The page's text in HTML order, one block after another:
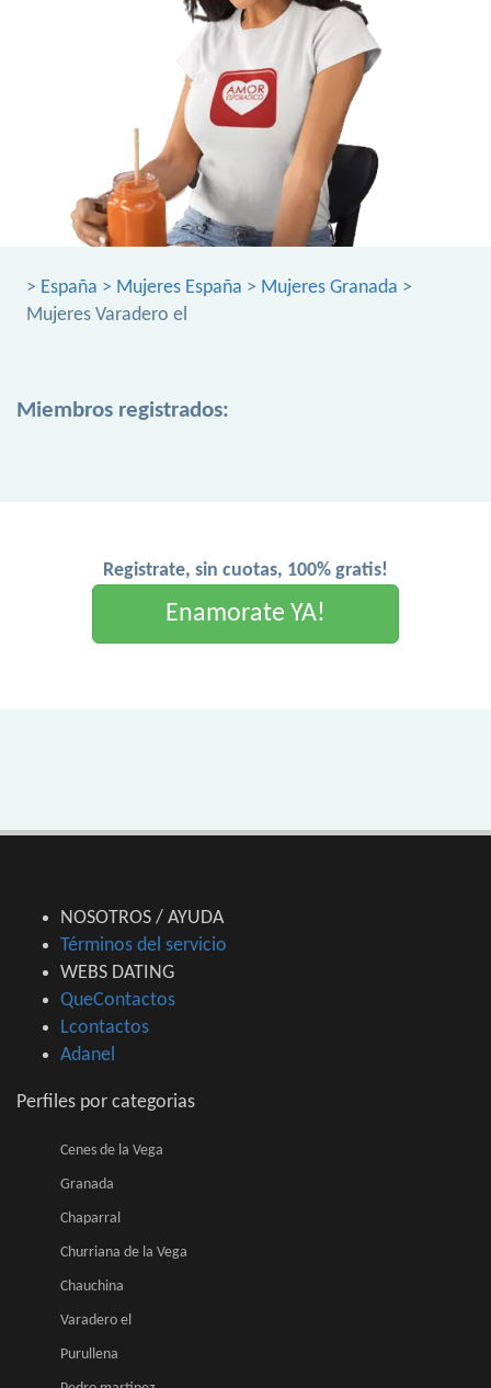
> España > Mujeres España > Mujeres Granada >
Mujeres Varadero el
Miembros registrados:
Registrate, sin cuotas, 100% gratis!
Enamorate YA!
NOSOTROS / AYUDA
Términos del servicio
WEBS DATING
QueContactos
Lcontactos
Adanel
Perfiles por categorias
Cenes de la Vega
Granada
Chaparral
Churriana de la Vega
Chauchina
Varadero el
Purullena